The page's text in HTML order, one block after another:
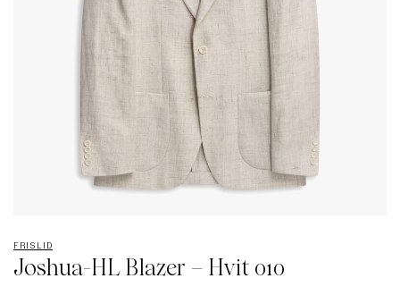
FRISLID
Joshua-HL Blazer – Hvit 010